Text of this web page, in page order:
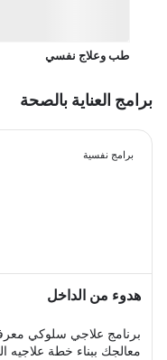
طب وعلاج نفسي
برامج العناية بالصحة
برامج نفسية
هدوء من الداخل
برنامج علاجي سلوكي
معالجك ببناء خطة علاجيه